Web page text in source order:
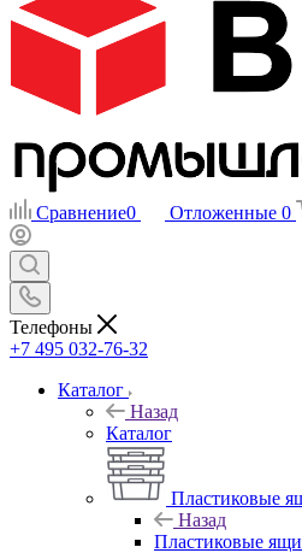
Сравнение0 Отложенные 0
Телефоны
+7 495 032-76-32
Каталог
Назад
Каталог
Пластиковые
Назад
Пластиковые